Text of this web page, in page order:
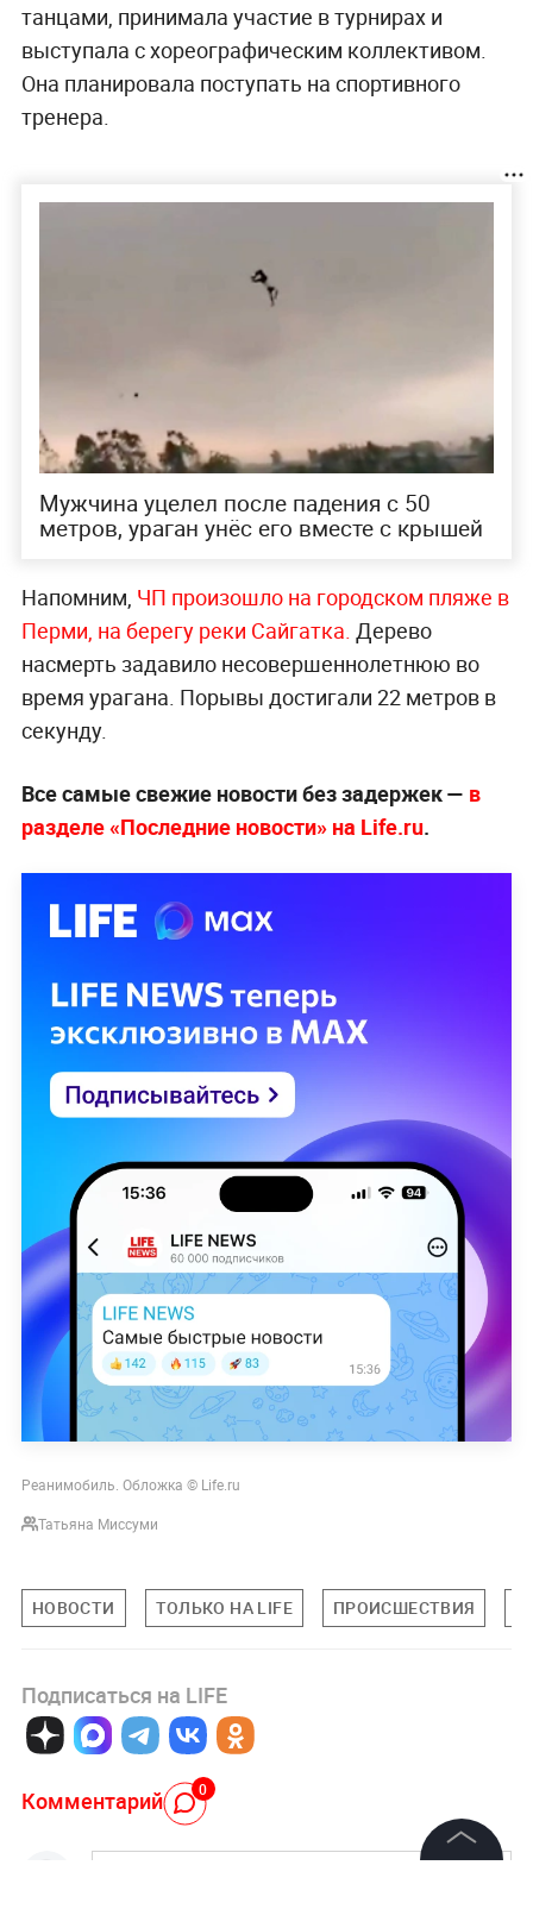
танцами, принимала участие в турнирах и
выступала с хореографическим коллективом.
Она планировала поступать на спортивного
тренера.
Мужчина уцелел после падения с 50
метров, ураган унёс его вместе с крышей
Напомним, ЧП произошло на городском пляже в
Перми, на берегу реки Сайгатка. Дерево
насмерть задавило несовершеннолетнюю во
время урагана. Порывы достигали 22 метров в
секунду.
Все самые свежие новости без задержек — в
разделе «Последние новости» на Life.ru.
Реанимобиль. Обложка © Life.ru
Татьяна Миссуми
НОВОСТИ ТОЛЬКО НА LIFE ПРОИСШЕСТВИЯ
Подписаться на LIFE
Комментарий 0